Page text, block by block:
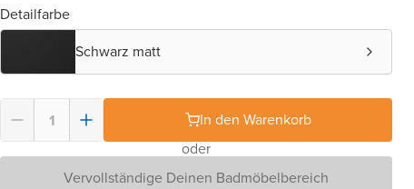
Detailfarbe
Schwarz matt
In den Warenkorb
oder
Vervollständige Deinen Badmöbelbereich